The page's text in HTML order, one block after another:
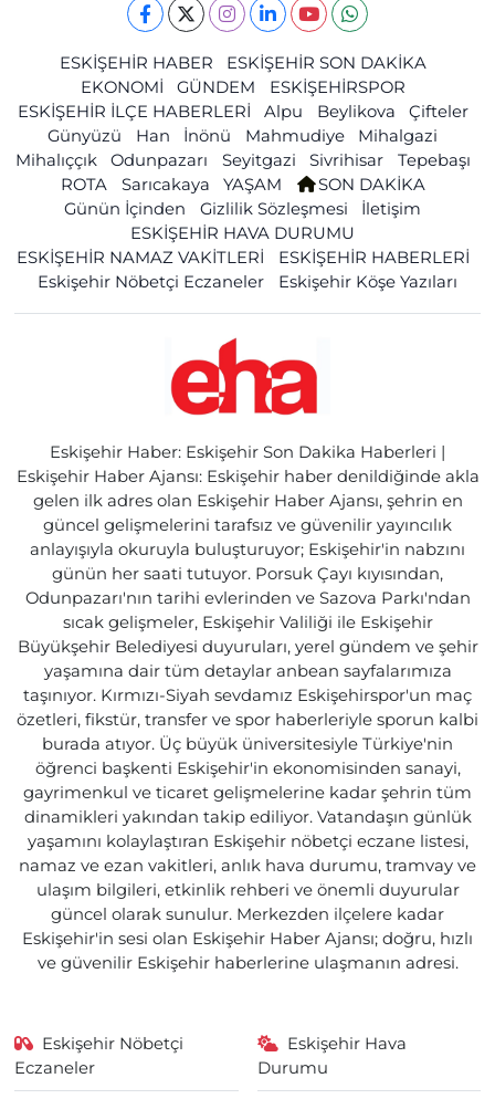
ESKİŞEHİR HABER
ESKİŞEHİR SON DAKİKA
EKONOMİ
GÜNDEM
ESKİŞEHİRSPOR
ESKİŞEHİR İLÇE HABERLERİ
Alpu Beylikova
Çifteler
Günyüzü
Han İnönü Mahmudiye
Mihalgazi
Mihalıççık
Odunpazarı Seyitgazi Sivrihisar
Tepebaşı
ROTA
Sarıcakaya YAŞAM
SON DAKİKA
Günün İçinden
Gizlilik Sözleşmesi
İletişim
ESKİŞEHİR HAVA DURUMU
ESKİŞEHİR NAMAZ VAKİTLERİ
ESKİŞEHİR HABERLERİ
Eskişehir Nöbetçi Eczaneler
Eskişehir Köşe Yazıları
Eskişehir Haber: Eskişehir Son Dakika Haberleri |
Eskişehir Haber Ajansı: Eskişehir haber denildiğinde akla
gelen ilk adres olan Eskişehir Haber Ajansı, şehrin en
güncel gelişmelerini tarafsız ve güvenilir yayıncılık
anlayışıyla okuruyla buluşturuyor; Eskişehir'in nabzını
günün her saati tutuyor. Porsuk Çayı kıyısından,
Odunpazarı'nın tarihi evlerinden ve Sazova Parkı'ndan
sıcak gelişmeler, Eskişehir Valiliği ile Eskişehir
Büyükşehir Belediyesi duyuruları, yerel gündem ve şehir
yaşamına dair tüm detaylar anbean sayfalarımıza
taşınıyor. Kırmızı-Siyah sevdamız Eskişehirspor'un maç
özetleri, fikstür, transfer ve spor haberleriyle sporun kalbi
burada atıyor. Üç büyük üniversitesiyle Türkiye'nin
öğrenci başkenti Eskişehir'in ekonomisinden sanayi,
gayrimenkul ve ticaret gelişmelerine kadar şehrin tüm
dinamikleri yakından takip ediliyor. Vatandaşın günlük
yaşamını kolaylaştıran Eskişehir nöbetçi eczane listesi,
namaz ve ezan vakitleri, anlık hava durumu, tramvay ve
ulaşım bilgileri, etkinlik rehberi ve önemli duyurular
güncel olarak sunulur. Merkezden ilçelere kadar
Eskişehir'in sesi olan Eskişehir Haber Ajansı; doğru, hızlı
ve güvenilir Eskişehir haberlerine ulaşmanın adresi.
Eskişehir Nöbetçi
Eczaneler
Eskişehir Hava
Durumu